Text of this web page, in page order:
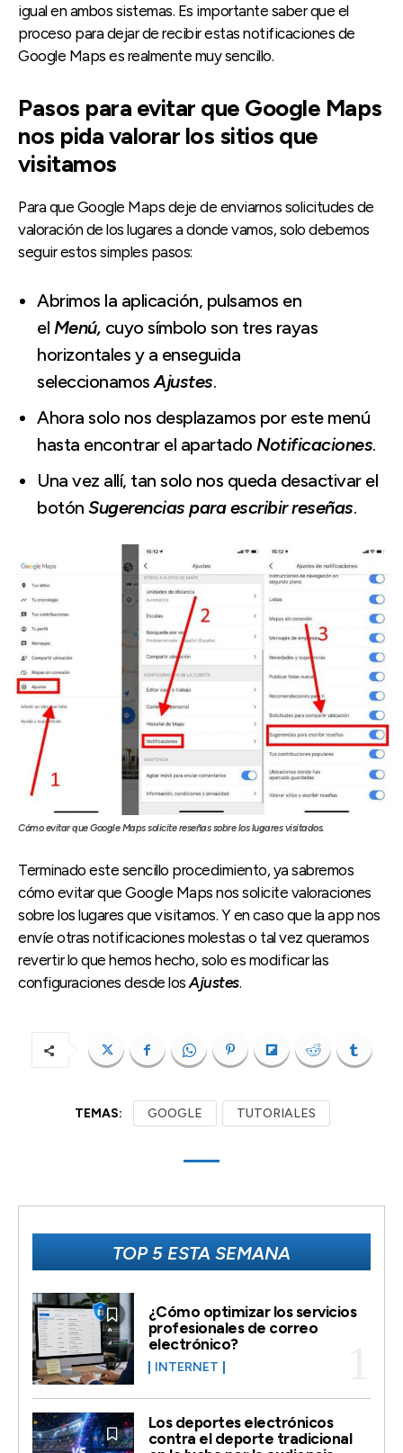
igual en ambos sistemas. Es importante saber que el
proceso para dejar de recibir estas notificaciones de
Google Maps es realmente muy sencillo.
Pasos para evitar que Google Maps
nos pida valorar los sitios que
visitamos
Para que Google Maps deje de enviarnos solicitudes de
valoración de los lugares a donde vamos, solo debemos
seguir estos simples pasos:
Abrimos la aplicación, pulsamos en
el Menú, cuyo símbolo son tres rayas
horizontales y a enseguida
seleccionamos Ajustes.
Ahora solo nos desplazamos por este menú
hasta encontrar el apartado Notificaciones.
Una vez allí, tan solo nos queda desactivar el
botón Sugerencias para escribir reseñas.
Cómo evitar que Google Maps solicite reseñas sobre los lugares visitados.
Terminado este sencillo procedimiento, ya sabremos
cómo evitar que Google Maps nos solicite valoraciones
sobre los lugares que visitamos. Y en caso que la app nos
envíe otras notificaciones molestas o tal vez queramos
revertir lo que hemos hecho, solo es modificar las
configuraciones desde los Ajustes.
TEMAS: GOOGLE TUTORIALES
TOP 5 ESTA SEMANA
¿Cómo optimizar los servicios
profesionales de correo
electrónico?
INTERNET
Los deportes electrónicos
contra el deporte tradicional